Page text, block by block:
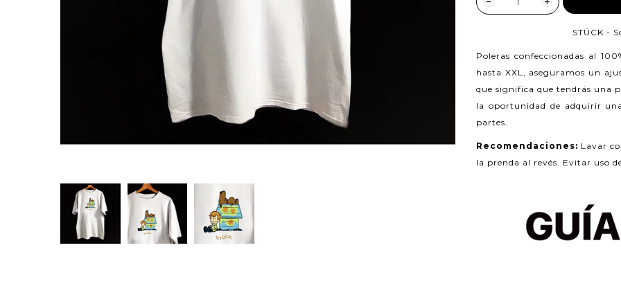
STÜCK -
Poleras confeccionadas al
hasta XXL, aseguramos un
que significa que tendrás una
la oportunidad de adquirir
partes.
Recomendaciones: Lavar
la prenda al revés. Evitar uso